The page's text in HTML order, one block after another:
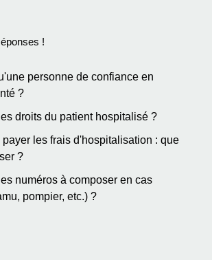
!
personne de confiance en
?
droits du patient hospitalisé ?
payer les frais d'hospitalisation : que
?
numéros à composer en cas
pompier, etc.) ?